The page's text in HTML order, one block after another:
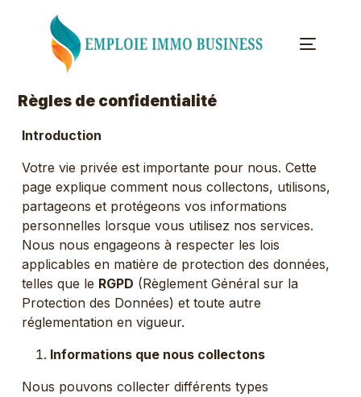
Règles de confidentialité
Introduction
Votre vie privée est importante pour nous. Cette
page explique comment nous collectons, utilisons,
partageons et protégeons vos informations
personnelles lorsque vous utilisez nos services.
Nous nous engageons à respecter les lois
applicables en matière de protection des données,
telles que le RGPD (Règlement Général sur la
Protection des Données) et toute autre
réglementation en vigueur.
Informations que nous collectons
Nous pouvons collecter différents types